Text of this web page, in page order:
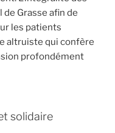
de Grasse afin de
les patients
altruiste qui confère
profondément
solidaire